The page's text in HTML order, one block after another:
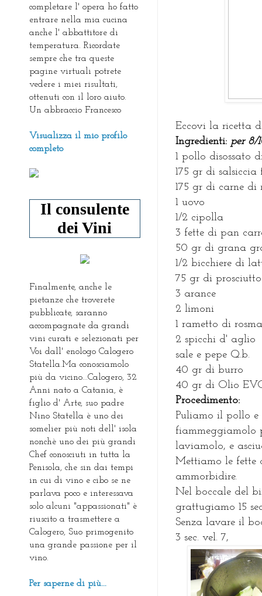
Eccovi la ricetta
Ingredienti: per 8/
1 pollo disossato
175 gr di salsiccia
175 gr di carne
1 uovo
1/2 cipolla
3 fette di pan
50 gr di grana
1/2 bicchiere di
75 gr di
3 arance
2 limoni
1 rametto di
2 spicchi d' aglio
sale e pepe Q.b.
40 gr di burro
40 gr di Olio
Procedimento:
Puliamo il pollo
fiammeggiamolo
laviamolo, e
Mettiamo le fette
ammorbidire.
Nel boccale del
grattugiamo 15
Senza lavare il
3 sec. vel. 7,
completare l' opera ho fatto
entrare nella mia cucina
anche l' abbattitore di
temperatura. Ricordate
sempre che tra queste
pagine virtuali potrete
vedere i miei risultati,
ottenuti con il loro aiuto.
Un abbraccio Francesco
Visualizza il mio profilo
completo
Il consulente
dei Vini
Finalmente, anche le
pietanze che troverete
pubblicate, saranno
accompagnate da grandi
vini curati e selezionati per
Voi dall' enologo Calogero
Statella.Ma conosciamolo
più da vicino...Calogero, 32
Anni nato a Catania, è
figlio d' Arte, suo padre
Nino Statella è uno dei
somelier più noti dell' isola
nonchè uno dei più grandi
Chef conosciuti in tutta la
Penisola, che sin dai tempi
in cui di vino e cibo se ne
parlava poco e interessava
solo alcuni "appassionati" è
riuscito a trasmettere a
Calogero, Suo primogenito
una grande passione per il
vino.
Per saperne di più...